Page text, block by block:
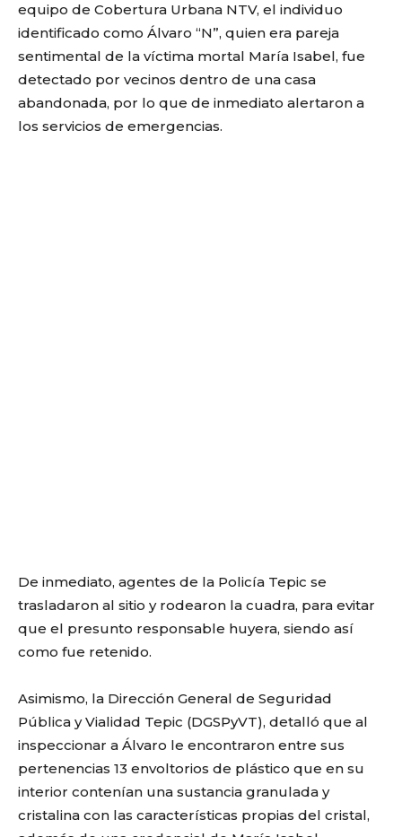
equipo de Cobertura Urbana NTV, el individuo
identificado como Álvaro “N”, quien era pareja
sentimental de la víctima mortal María Isabel, fue
detectado por vecinos dentro de una casa
abandonada, por lo que de inmediato alertaron a
los servicios de emergencias.
De inmediato, agentes de la Policía Tepic se
trasladaron al sitio y rodearon la cuadra, para evitar
que el presunto responsable huyera, siendo así
como fue retenido.
Asimismo, la Dirección General de Seguridad
Pública y Vialidad Tepic (DGSPyVT), detalló que al
inspeccionar a Álvaro le encontraron entre sus
pertenencias 13 envoltorios de plástico que en su
interior contenían una sustancia granulada y
cristalina con las características propias del cristal,